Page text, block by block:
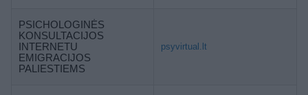
PSICHOLOGINĖS
KONSULTACIJOS
INTERNETU
EMIGRACIJOS
PALIESTIEMS
psyvirtual.lt